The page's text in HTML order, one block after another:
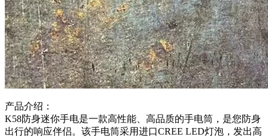
产品介绍：
K58防身迷你手电是一款高性能、高品质的手电筒，是您防身
出行的响应伴侣。该手电筒采用进口CREE LED灯泡，发出高